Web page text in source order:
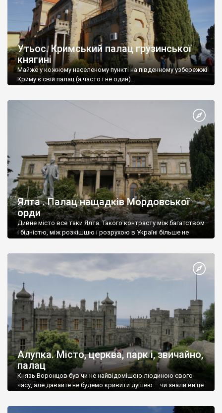
Утьос. Кримський палац грузинської
княгині
Майже у кожному населеному пункті на південному узбережжі
Криму є свій палац (а часто і не один).
Ялта . Палац нащадків Мордовської
орди
Дивне місто все таки Ялта. Такого контрасту між багатством
і бідністю, між розкішшю і розрухою в Україні більше не
Алупка. Місто, церква, парк і, звичайно,
палац
Князь Воронцов був чи не найвідомішою людиною свого
часу, але давайте не будемо кривити душею – чи знали ви це